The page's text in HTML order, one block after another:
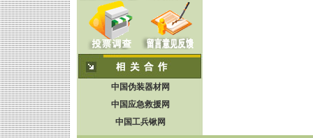
中国伪装器材网
中国应急救援网
中国工兵锹网